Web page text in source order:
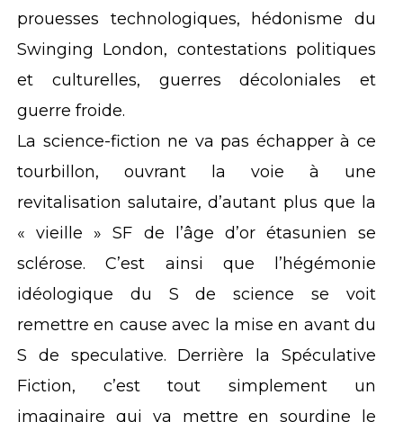
prouesses technologiques, hédonisme du
Swinging London, contestations politiques
et culturelles, guerres décoloniales et
guerre froide.
La science-fiction ne va pas échapper à ce
tourbillon, ouvrant la voie à une
revitalisation salutaire, d’autant plus que la
« vieille » SF de l’âge d’or étasunien se
sclérose. C’est ainsi que l’hégémonie
idéologique du S de science se voit
remettre en cause avec la mise en avant du
S de speculative. Derrière la Spéculative
Fiction, c’est tout simplement un
imaginaire qui va mettre en sourdine le